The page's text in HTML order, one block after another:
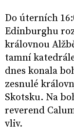
Do úterních
Edinburghu
královnou
tamní
dnes konala
zesnulé
Skotsku. Na
reverend
vliv.